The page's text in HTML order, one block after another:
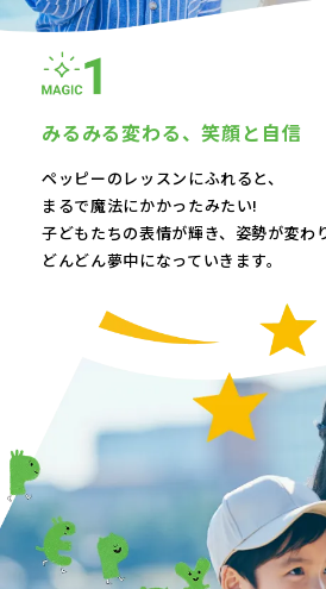
みるみる変わる、笑顔と自信
ペッピーのレッスンにふれると、
まるで魔法にかかったみたい!
子どもたちの表情が輝き、 姿勢が変わ
どんどん夢中になっていきます。